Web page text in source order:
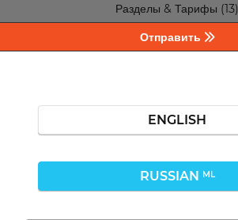
Разделы & Тарифы (13)
Отправить
ENGLISH
RUSSIAN ML